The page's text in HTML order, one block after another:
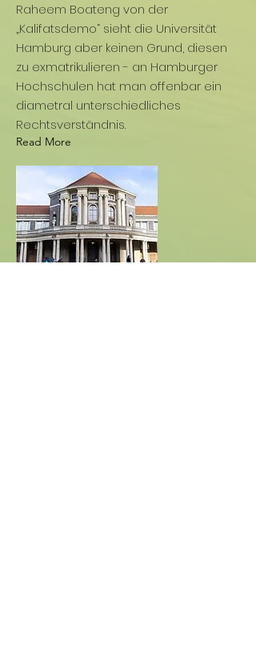
Raheem Boateng von der
„Kalifatsdemo“ sieht die Universität
Hamburg aber keinen Grund, diesen
zu exmatrikulieren - an Hamburger
Hochschulen hat man offenbar ein
diametral unterschiedliches
Rechtsverständnis.
Read More